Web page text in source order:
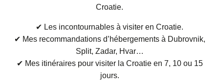
Croatie.
✔ Les incontournables à visiter en Croatie.
✔ Mes recommandations d’hébergements à Dubrovnik,
Split, Zadar, Hvar…
✔ Mes itinéraires pour visiter la Croatie en 7, 10 ou 15
jours.